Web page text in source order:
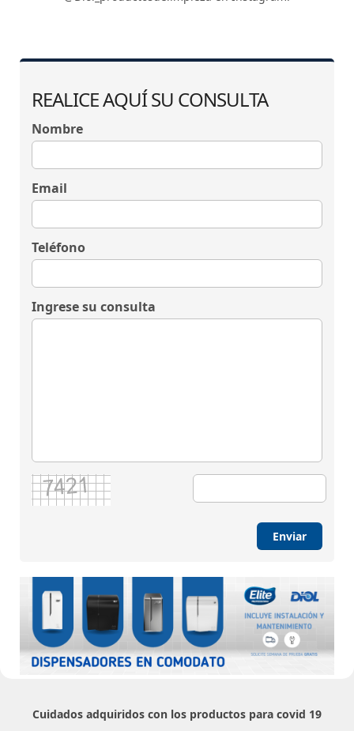
REALICE AQUÍ SU CONSULTA
Nombre
Email
Teléfono
Ingrese su consulta
Enviar
Cuidados adquiridos con los productos para covid 19